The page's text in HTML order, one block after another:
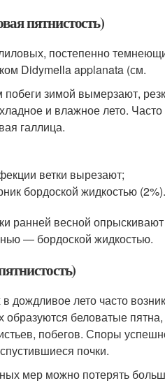
пятнистость)
постепенно
Didymella applanata (см.
зимой вымерзают,
и влажное лето.
галлица.
ветки вырезают;
бордоской жидкостью (2%).
ранней весной
— бордоской жидкостью.
дождливое лето часто
образуются беловатые
побегов. Споры
почки.
мер можно потерять